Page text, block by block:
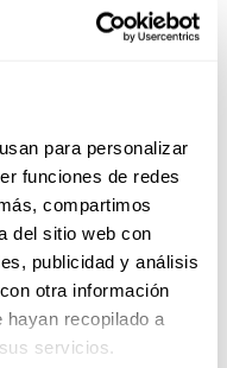
para personalizar
funciones de redes
compartimos
del sitio web con
publicidad y análisis
otra información
hayan recopilado a
servicios.
España